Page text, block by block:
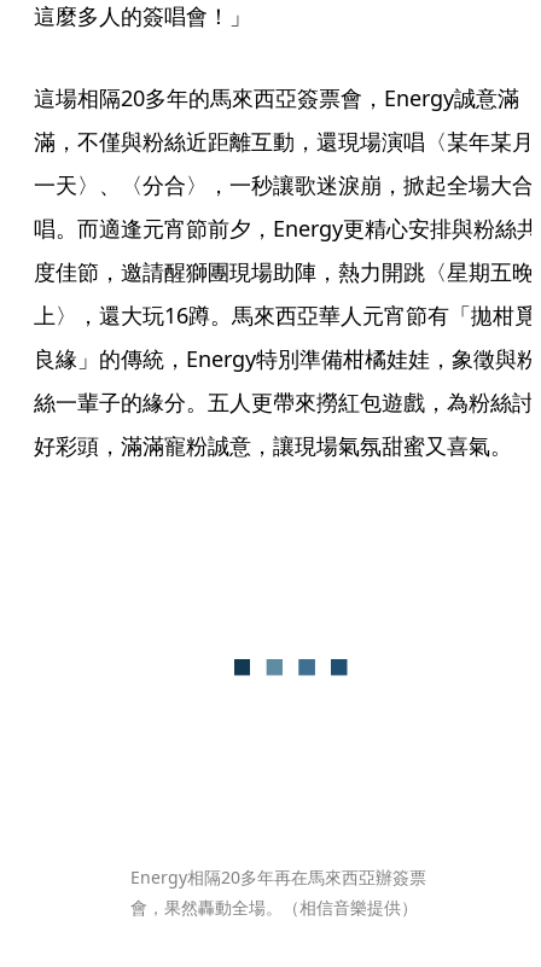
這麼多人的簽唱會！」
這場相隔20多年的馬來西亞簽票會，Energy誠意滿
滿，不僅與粉絲近距離互動，還現場演唱〈某年某月
一天〉、〈分合〉，一秒讓歌迷淚崩，掀起全場大合
唱。而適逢元宵節前夕，Energy更精心安排與粉絲共
度佳節，邀請醒獅團現場助陣，熱力開跳〈星期五晚
上〉，還大玩16蹲。馬來西亞華人元宵節有「拋柑覓
良緣」的傳統，Energy特別準備柑橘娃娃，象徵與粉
絲一輩子的緣分。五人更帶來撈紅包遊戲，為粉絲討
好彩頭，滿滿寵粉誠意，讓現場氣氛甜蜜又喜氣。
Energy相隔20多年再在馬來西亞辦簽票
會，果然轟動全場。（相信音樂提供）